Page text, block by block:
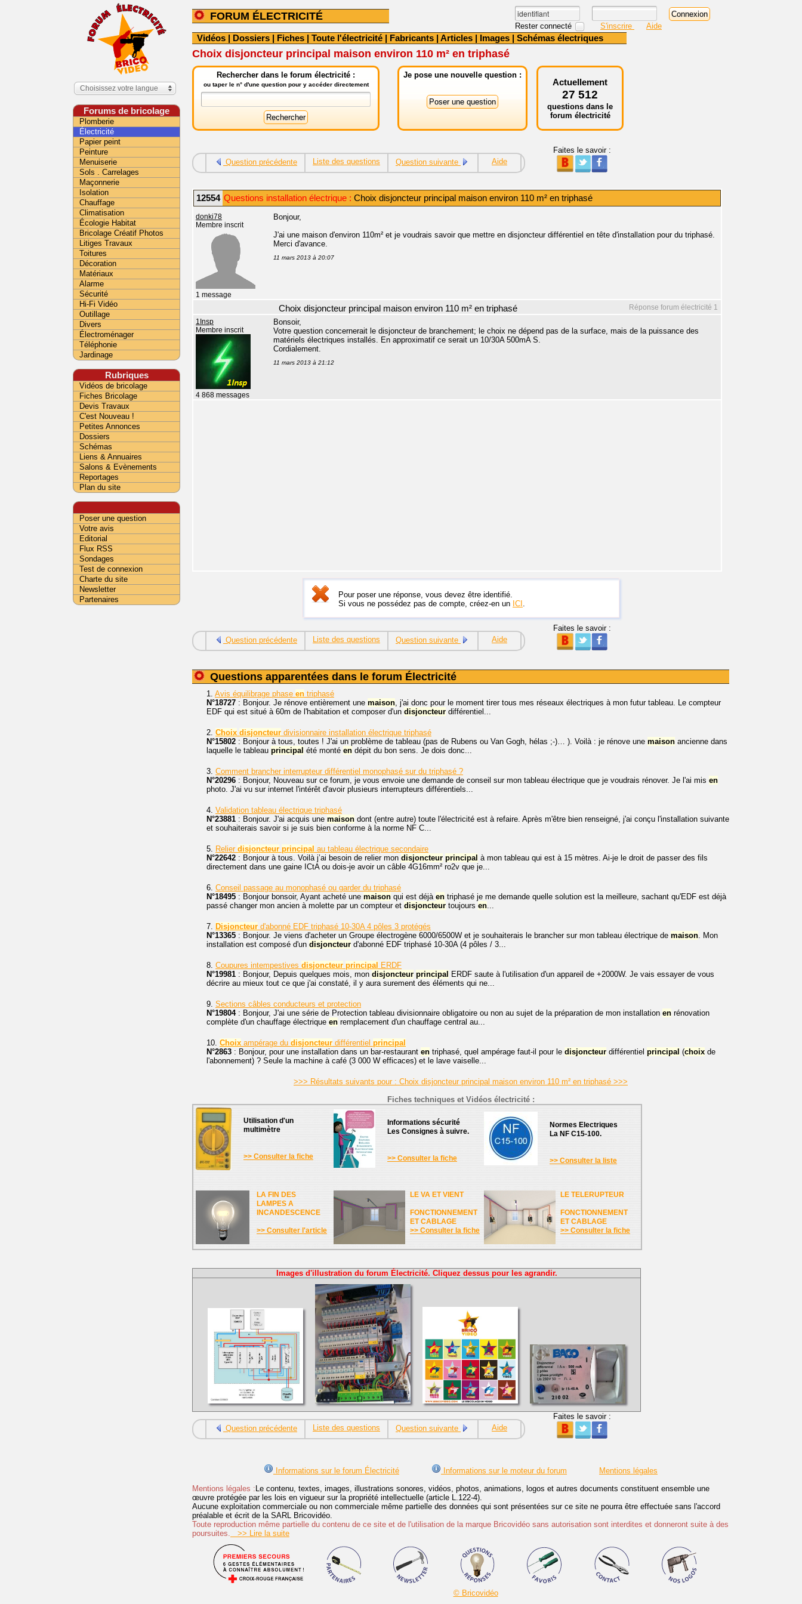
FORUM ÉLECTRICITÉ
Rester connecté S'inscrire Aide
Vidéos | Dossiers | Fiches | Toute l'électricité | Fabricants | Articles | Images | Schémas électriques
Choix disjoncteur principal maison environ 110 m² en triphasé
Rechercher dans le forum électricité :
ou taper le n° d'une question pour y accéder directement
Je pose une nouvelle question :
Actuellement
27 512
questions dans le
forum électricité
Question précédente Liste des questions Question suivante Aide
Faites le savoir :
12554 Questions installation électrique : Choix disjoncteur principal maison environ 110 m² en triphasé
donki78
Membre inscrit
1 message
Bonjour,
J'ai une maison d'environ 110m² et je voudrais savoir que mettre en disjoncteur différentiel en tête d'installation pour du triphasé.
Merci d'avance.
11 mars 2013 à 20:07
Réponse forum électricité 1
Choix disjoncteur principal maison environ 110 m² en triphasé
1Insp
Membre inscrit
4 868 messages
Bonsoir,
Votre question concernerait le disjoncteur de branchement; le choix ne dépend pas de la surface, mais de la puissance des
matériels électriques installés. En approximatif ce serait un 10/30A 500mA S.
Cordialement.
11 mars 2013 à 21:12
Pour poser une réponse, vous devez être identifié.
Si vous ne possédez pas de compte, créez-en un ICI .
Question précédente Liste des questions Question suivante Aide
Faites le savoir :
Questions apparentées dans le forum Électricité
1. Avis équilibrage phase en triphasé
N°18727 : Bonjour. Je rénove entièrement une maison, j'ai donc pour le moment tirer tous mes réseaux électriques à mon futur tableau. Le compteur
EDF qui est situé à 60m de l'habitation et composer d'un disjoncteur différentiel...
2. Choix disjoncteur divisionnaire installation électrique triphasé
N°15802 : Bonjour à tous, toutes ! J'ai un problème de tableau (pas de Rubens ou Van Gogh, hélas ;-)… ). Voilà : je rénove une maison ancienne dans
laquelle le tableau principal été monté en dépit du bon sens. Je dois donc...
3. Comment brancher interrupteur différentiel monophasé sur du triphasé ?
N°20296 : Bonjour, Nouveau sur ce forum, je vous envoie une demande de conseil sur mon tableau électrique que je voudrais rénover. Je l'ai mis en
photo. J'ai vu sur internet l'intérêt d'avoir plusieurs interrupteurs différentiels...
4. Validation tableau électrique triphasé
N°23881 : Bonjour. J'ai acquis une maison dont (entre autre) toute l'électricité est à refaire. Après m'être bien renseigné, j'ai conçu l'installation suivante
et souhaiterais savoir si je suis bien conforme à la norme NF C...
5. Relier disjoncteur principal au tableau électrique secondaire
N°22642 : Bonjour à tous. Voilà j’ai besoin de relier mon disjoncteur principal à mon tableau qui est à 15 mètres. Ai-je le droit de passer des fils
directement dans une gaine ICtA ou dois-je avoir un câble 4G16mm² ro2v que je...
6. Conseil passage au monophasé ou garder du triphasé
N°18495 : Bonjour bonsoir, Ayant acheté une maison qui est déjà en triphasé je me demande quelle solution est la meilleure, sachant qu'EDF est déjà
passé changer mon ancien à molette par un compteur et disjoncteur toujours en...
7. Disjoncteur d'abonné EDF triphasé 10-30A 4 pôles 3 protégés
N°13365 : Bonjour. Je viens d'acheter un Groupe électrogène 6000/6500W et je souhaiterais le brancher sur mon tableau électrique de maison. Mon
installation est composé d'un disjoncteur d'abonné EDF triphasé 10-30A (4 pôles / 3...
8. Coupures intempestives disjoncteur principal ERDF
N°19981 : Bonjour, Depuis quelques mois, mon disjoncteur principal ERDF saute à l'utilisation d'un appareil de +2000W. Je vais essayer de vous
décrire au mieux tout ce que j'ai constaté, il y aura surement des éléments qui ne...
9. Sections câbles conducteurs et protection
N°19804: Bonjour, J'ai une série de Protection tableau divisionnaire obligatoire ou non au sujet de la préparation de mon installation en rénovation
complète d'un chauffage électrique en remplacement d'un chauffage central au...
10. Choix ampérage du disjoncteur différentiel principal
N°2863 : Bonjour, pour une installation dans un bar-restaurant en triphasé, quel ampérage faut-il pour le disjoncteur différentiel principal (choix de
l'abonnement) ? Seule la machine à café (3 000 W efficaces) et le lave vaiselle...
>>> Résultats suivants pour : Choix disjoncteur principal maison environ 110 m² en triphasé >>>
Fiches techniques et Vidéos électricité :
Utilisation d'un
multimètre
>> Consulter la fiche
Informations sécurité
Les Consignes à suivre.
>> Consulter la fiche
Normes Electriques
La NF C15-100.
>> Consulter la liste
LA FIN DES
LAMPES A
INCANDESCENCE
>> Consulter l'article
LE VA ET VIENT
FONCTIONNEMENT
ET CABLAGE
>> Consulter la fiche
LE TELERUPTEUR
FONCTIONNEMENT
ET CABLAGE
>> Consulter la fiche
Images d'illustration du forum Électricité. Cliquez dessus pour les agrandir.
Question précédente Liste des questions Question suivante Aide
Faites le savoir :
Informations sur le forum Électricité Informations sur le moteur du forum
Mentions légales
Mentions légales : Le contenu, textes, images, illustrations sonores, vidéos, photos, animations, logos et autres documents constituent ensemble une
œuvre protégée par les lois en vigueur sur la propriété intellectuelle (article L.122-4).
Aucune exploitation commerciale ou non commerciale même partielle des données qui sont présentées sur ce site ne pourra être effectuée sans l'accord
préalable et écrit de la SARL Bricovidéo.
Toute reproduction même partielle du contenu de ce site et de l'utilisation de la marque Bricovidéo sans autorisation sont interdites et donneront suite à des
poursuites.
>> Lire la suite
© Bricovidéo
Choisissez votre langue
Forums de bricolage
Plomberie
Électricité
Papier peint
Peinture
Menuiserie
Sols . Carrelages
Maçonnerie
Isolation
Chauffage
Climatisation
Écologie Habitat
Bricolage Créatif Photos
Litiges Travaux
Toitures
Décoration
Matériaux
Alarme
Sécurité
Hi-Fi Vidéo
Outillage
Divers
Électroménager
Téléphonie
Jardinage
Rubriques
Vidéos de bricolage
Fiches Bricolage
Devis Travaux
C'est Nouveau !
Petites Annonces
Dossiers
Schémas
Liens & Annuaires
Salons & Evènements
Reportages
Plan du site
Poser une question
Votre avis
Editorial
Flux RSS
Sondages
Test de connexion
Charte du site
Newsletter
Partenaires